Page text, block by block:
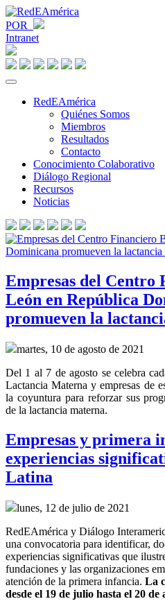
POR
Intranet
RedEAmérica
Quiénes Somos
Miembros
Resultados
Contacto
Conocimiento Colaborativo
Diálogo Regional
Recursos
Noticias
Empresas del Centro
León en República
promueven la
martes, 10 de agosto de 2021
Del 1 al 7 de agosto se celebra
Lactancia Materna y empresas de
la coyuntura para reforzar sus
de la lactancia materna.
Empresas y primera
experiencias
Latina
lunes, 12 de julio de 2021
RedEAmérica y Diálogo
una convocatoria para identificar,
experiencias significativas que
fundaciones y las organizaciones
atención de la primera infancia. La
desde el 19 de julio hasta el 20 de